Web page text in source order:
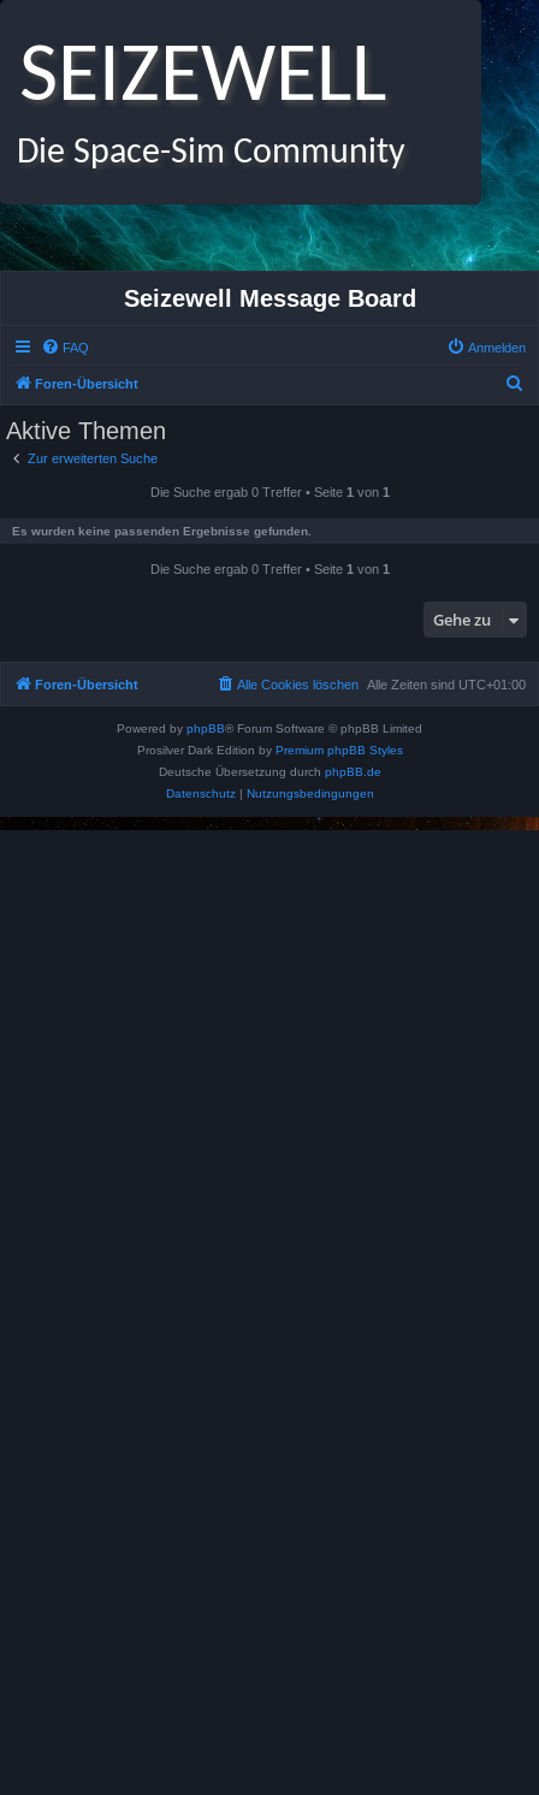
SEIZEWELL
Die Space-Sim Community
Seizewell Message Board
FAQ Anmelden
Foren-Übersicht
Aktive Themen
Zur erweiterten Suche
Die Suche ergab 0 Treffer • Seite 1 von 1
Es wurden keine passenden Ergebnisse gefunden.
Die Suche ergab 0 Treffer • Seite 1 von 1
Gehe zu
Foren-Übersicht Alle Zeiten sind UTC+01:00
Alle Cookies löschen
Powered by phpBB® Forum Software © phpBB Limited
Prosilver Dark Edition by Premium phpBB Styles
Deutsche Übersetzung durch phpBB.de
Datenschutz| Nutzungsbedingungen